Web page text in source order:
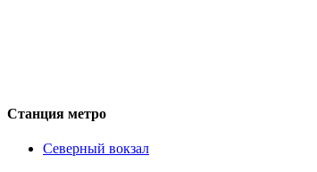
Станция метро
Северный вокзал